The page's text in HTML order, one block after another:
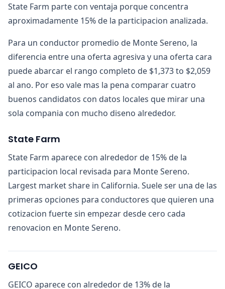
State Farm parte con ventaja porque concentra
aproximadamente 15% de la participacion analizada.
Para un conductor promedio de Monte Sereno, la
diferencia entre una oferta agresiva y una oferta cara
puede abarcar el rango completo de $1,373 to $2,059
al ano. Por eso vale mas la pena comparar cuatro
buenos candidatos con datos locales que mirar una
sola compania con mucho diseno alrededor.
State Farm
State Farm aparece con alrededor de 15% de la
participacion local revisada para Monte Sereno.
Largest market share in California. Suele ser una de las
primeras opciones para conductores que quieren una
cotizacion fuerte sin empezar desde cero cada
renovacion en Monte Sereno.
GEICO
GEICO aparece con alrededor de 13% de la